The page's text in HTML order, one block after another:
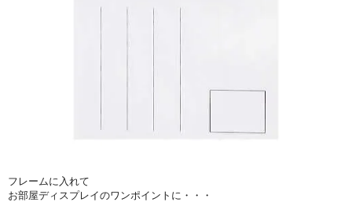
フレームに入れて
お部屋ディスプレイのワンポイントに・・・